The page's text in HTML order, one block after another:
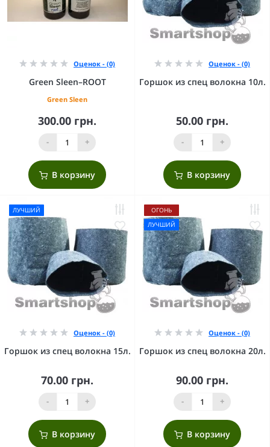
Оценок - (0)
Green Sleen–ROOT
Green Sleen
300.00 грн.
- +
В корзину
Оценок - (0)
Горшок из спец волокна 10л.
50.00 грн.
- +
В корзину
ЛУЧШИЙ
Оценок - (0)
Горшок из спец волокна 15л.
70.00 грн.
- +
В корзину
ОГОНЬ
ЛУЧШИЙ
Оценок - (0)
Горшок из спец волокна 20л.
90.00 грн.
- +
В корзину